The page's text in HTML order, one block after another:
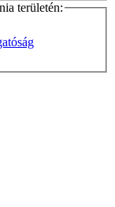
területén: